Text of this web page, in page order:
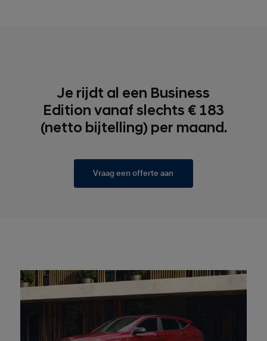
Je rijdt al een Business
Edition vanaf slechts € 183
(netto bijtelling) per maand.
Vraag een offerte aan